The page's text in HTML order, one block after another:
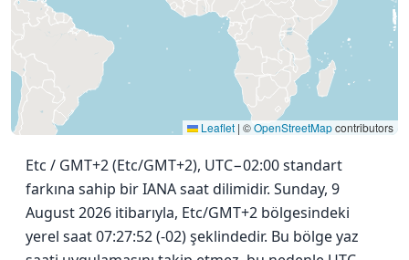
Leaflet | ©OpenStreetMapcontributors
Etc / GMT+2 (Etc/GMT+2), UTC−02:00 standart
farkına sahip bir IANA saat dilimidir. Sunday, 9
August 2026 itibarıyla, Etc/GMT+2 bölgesindeki
yerel saat 07:27:52 (-02) şeklindedir. Bu bölge yaz